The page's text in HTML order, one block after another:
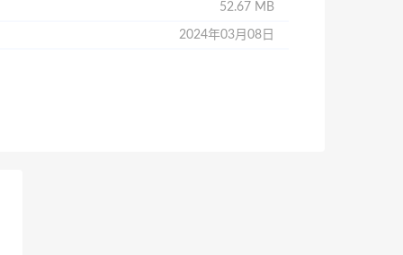
52.67 MB
2024年03月08日